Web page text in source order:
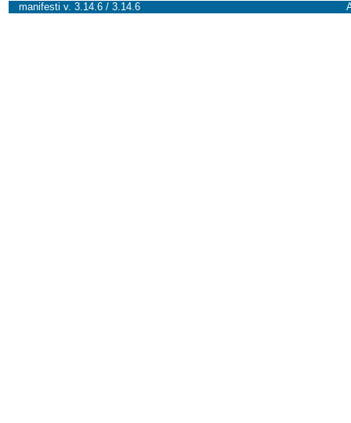
manifesti v. 3.14.6 / 3.14.6